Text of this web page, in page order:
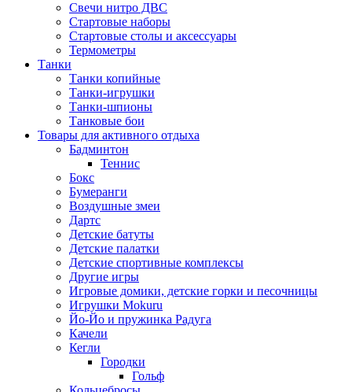
Свечи нитро ДВС
Стартовые наборы
Стартовые столы и аксессуары
Термометры
Танки
Танки копийные
Танки-игрушки
Танки-шпионы
Танковые бои
Товары для активного отдыха
Бадминтон
Теннис
Бокс
Бумеранги
Воздушные змеи
Дартс
Детские батуты
Детские палатки
Детские спортивные комплексы
Другие игры
Игровые домики, детские горки и песочницы
Игрушки Mokuru
Йо-Йо и пружинка Радуга
Качели
Кегли
Городки
Гольф